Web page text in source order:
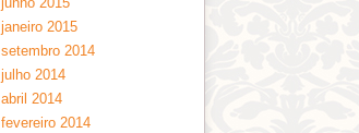
janeiro 2015
setembro 2014
julho 2014
abril 2014
fevereiro 2014